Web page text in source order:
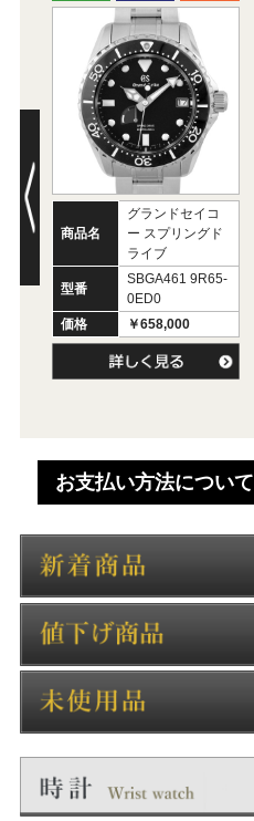
商品名
グランドセイコ
ー スプリングド
ライブ
型番
SBGA461 9R65-
0ED0
価格
￥658,000
お支払い方法について